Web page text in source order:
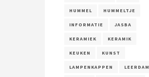
HUMMEL HUMMELTJE
INFORMATIE JASBA
KERAMIEK KERAMIK
KEUKEN KUNST
LAMPENKAPPEN LEERDAM